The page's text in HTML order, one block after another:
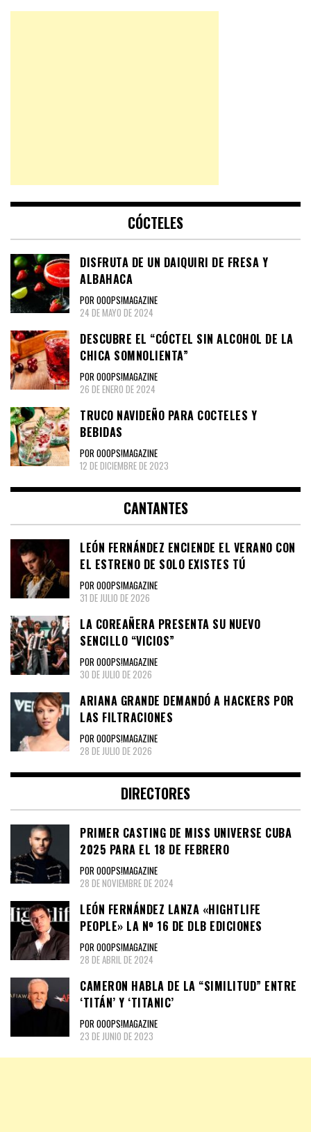
CÓCTELES
DISFRUTA DE UN DAIQUIRI DE FRESA Y
ALBAHACA
POR OOOPS!MAGAZINE
24 DE MAYO DE 2024
DESCUBRE EL “CÓCTEL SIN ALCOHOL DE LA
CHICA SOMNOLIENTA”
POR OOOPS!MAGAZINE
26 DE ENERO DE 2024
TRUCO NAVIDEÑO PARA COCTELES Y
BEBIDAS
POR OOOPS!MAGAZINE
12 DE DICIEMBRE DE 2023
CANTANTES
LEÓN FERNÁNDEZ ENCIENDE EL VERANO CON
EL ESTRENO DE SOLO EXISTES TÚ
POR OOOPS!MAGAZINE
31 DE JULIO DE 2026
LA COREAÑERA PRESENTA SU NUEVO
SENCILLO “VICIOS”
POR OOOPS!MAGAZINE
30 DE JULIO DE 2026
ARIANA GRANDE DEMANDÓ A HACKERS POR
LAS FILTRACIONES
POR OOOPS!MAGAZINE
28 DE JULIO DE 2026
DIRECTORES
PRIMER CASTING DE MISS UNIVERSE CUBA
2025 PARA EL 18 DE FEBRERO
POR OOOPS!MAGAZINE
28 DE NOVIEMBRE DE 2024
LEÓN FERNÁNDEZ LANZA «HIGHTLIFE
PEOPLE» LA Nº 16 DE DLB EDICIONES
POR OOOPS!MAGAZINE
28 DE ABRIL DE 2024
CAMERON HABLA DE LA “SIMILITUD” ENTRE
‘TITÁN’ Y ‘TITANIC’
POR OOOPS!MAGAZINE
23 DE JUNIO DE 2023